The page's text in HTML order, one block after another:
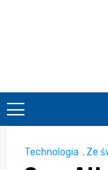
Technologia , Ze